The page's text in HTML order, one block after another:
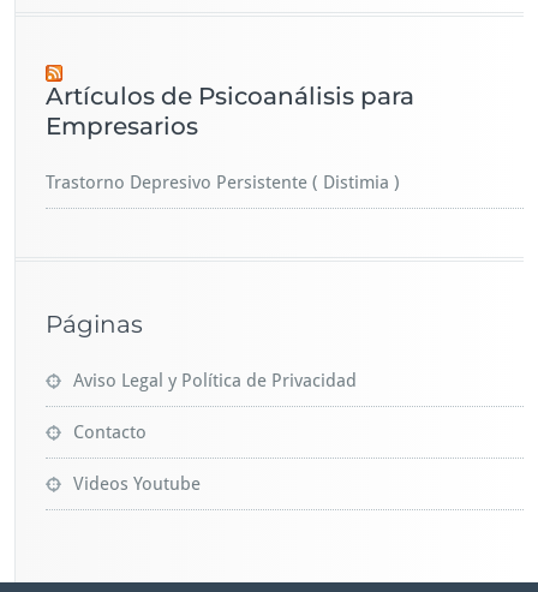
Artículos de Psicoanálisis para
Empresarios
Trastorno Depresivo Persistente ( Distimia )
Páginas
Aviso Legal y Política de Privacidad
Contacto
Videos Youtube